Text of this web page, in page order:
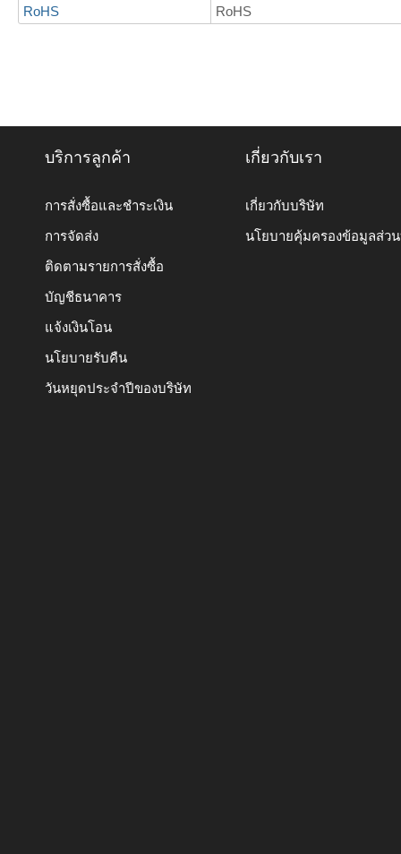
RoHS
RoHS
บริการลูกค้า
การสั่งซื้อและชำระเงิน
การจัดส่ง
ติดตามรายการสั่งซื้อ
บัญชีธนาคาร
แจ้งเงินโอน
นโยบายรับคืน
วันหยุดประจำปีของบริษัท
เกี่ยวกับเรา
เกี่ยวกับบริษัท
นโยบายคุ้มครองข้อมูลส่ว